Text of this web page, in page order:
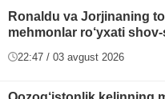
Ronaldu va Jorjinaning
mehmonlar ro‘yxati
22:47 / 03 avgust 2026